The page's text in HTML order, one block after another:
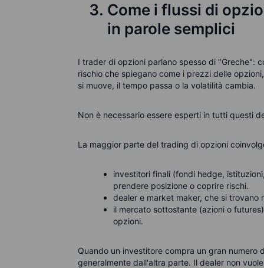
Come i flussi di
in parole semplici
I trader di opzioni parlano spesso di "Greche":
rischio che spiegano come i prezzi delle
si muove, il tempo passa o la volatilità cambia.
Non è necessario essere esperti in tutti questi
La maggior parte del trading di opzioni
investitori finali (fondi hedge,
prendere posizione o coprire rischi.
dealer e market maker, che si trovano
il mercato sottostante (azioni o
opzioni.
Quando un investitore compra un gran numero
generalmente dall'altra parte. Il dealer non